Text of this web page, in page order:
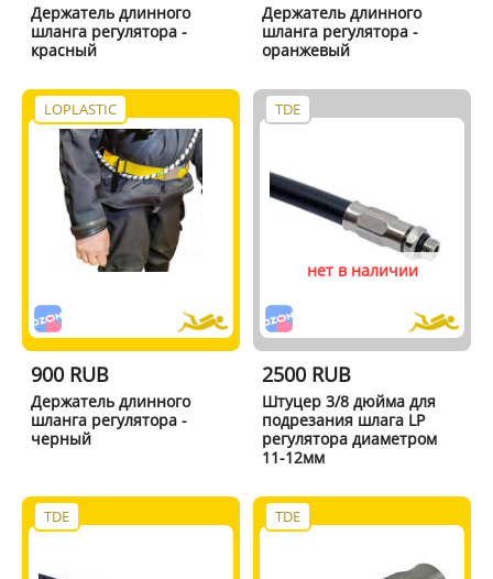
Держатель длинного
шланга регулятора -
красный
Держатель длинного
шланга регулятора -
оранжевый
LOPLASTIC
900 RUB
Держатель длинного
шланга регулятора -
черный
TDE
нет в наличии
2500 RUB
Штуцер 3/8 дюйма для
подрезания шлага LP
регулятора диаметром
11-12мм
TDE TDE